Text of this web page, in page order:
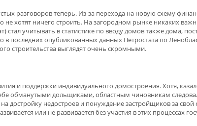
разговоров теперь. Из-за перехода на новую схему
не хотят ничего строить. На загородном рынке никаких
стал учитывать в статистике по вводу домов также дома,
в последних опубликованных данных Петростата по
строительства выглядят очень скромными.
и поддержки индивидуального домостроения. Хотя,
обманутыми дольщиками, областным чиновникам
достройку недостроев и понуждение застройщиков за
или не развивается без участия в этих процессах